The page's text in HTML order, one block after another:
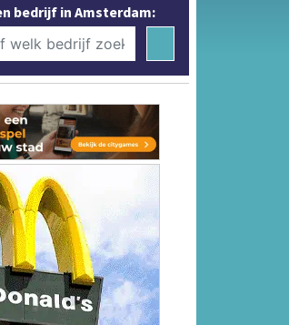
bedrijf in Amsterdam: